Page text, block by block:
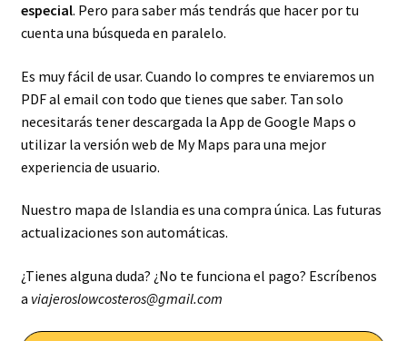
especial. Pero para saber más tendrás que hacer por tu
cuenta una búsqueda en paralelo.
Es muy fácil de usar. Cuando lo compres te enviaremos un
PDF al email con todo que tienes que saber. Tan solo
necesitarás tener descargada la App de Google Maps o
utilizar la versión web de My Maps para una mejor
experiencia de usuario.
Nuestro mapa de Islandia es una compra única. Las futuras
actualizaciones son automáticas.
¿Tienes alguna duda? ¿No te funciona el pago? Escríbenos
a viajeroslowcosteros@gmail.com